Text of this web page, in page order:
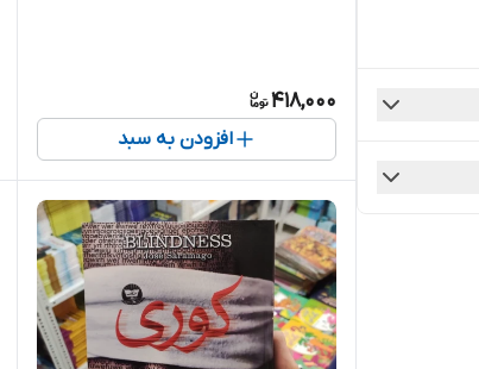
418,000
افزودن به سبد